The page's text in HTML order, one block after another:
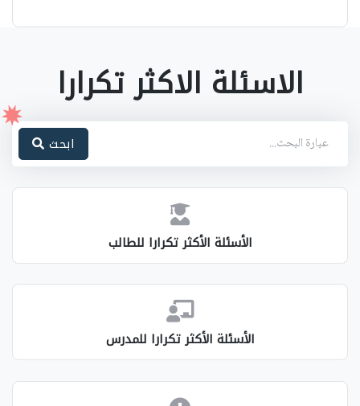
الاسئلة الاكثر تكرارا
ابحث
الأسئلة الأكثر تكرارا للطالب
الأسئلة الأكثر تكرارا للمدرس